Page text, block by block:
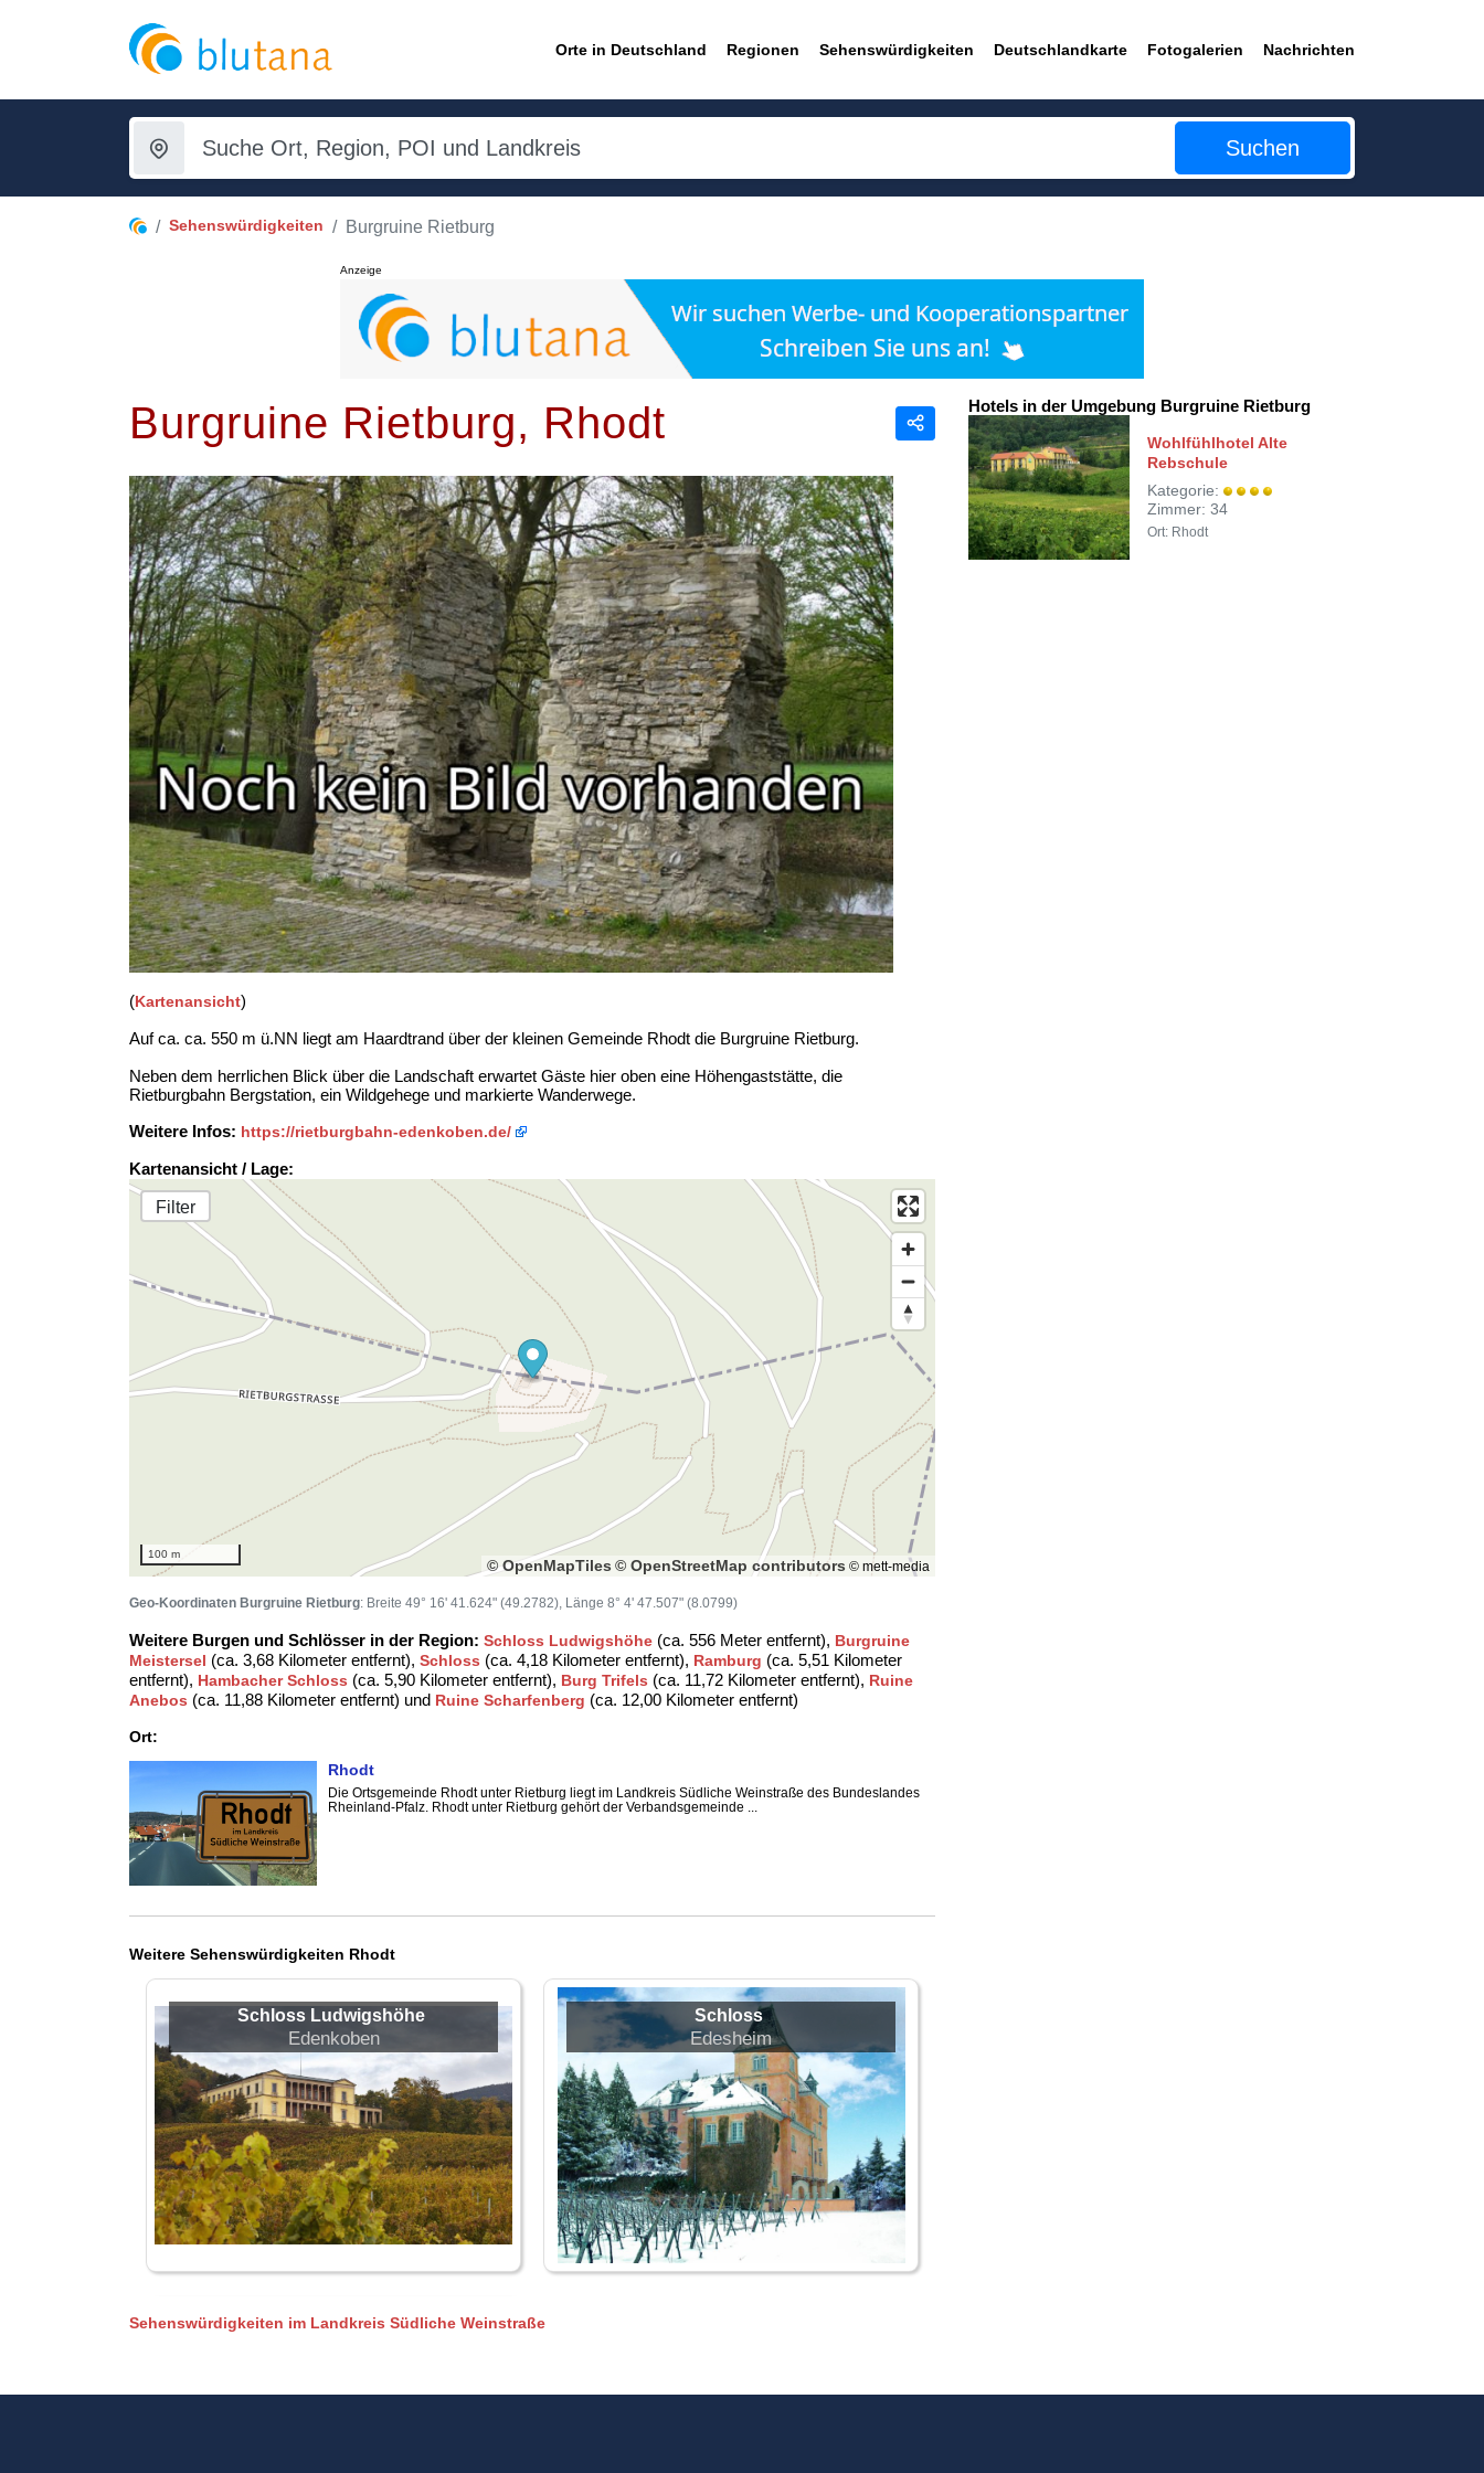
Orte in Deutschland Regionen Sehenswürdigkeiten Deutschlandkarte Fotogalerien Nachrichten
Suchen
Sehenswürdigkeiten Burgruine Rietburg
Anzeige
Burgruine Rietburg, Rhodt Teilen
(Kartenansicht)
Auf ca. ca. 550 m ü.NN liegt am Haardtrand über der kleinen Gemeinde Rhodt die Burgruine Rietburg.
Neben dem herrlichen Blick über die Landschaft erwartet Gäste hier oben eine Höhengaststätte, die
Rietburgbahn Bergstation, ein Wildgehege und markierte Wanderwege.
Weitere Infos: https://rietburgbahn-edenkoben.de/
Kartenansicht / Lage:
Filter
100 m
© OpenMapTiles © OpenStreetMap contributors © mett-media
Geo-Koordinaten Burgruine Rietburg: Breite 49° 16' 41.624" (49.2782), Länge 8° 4' 47.507" (8.0799)
Weitere Burgen und Schlösser in der Region: Schloss Ludwigshöhe (ca. 556 Meter entfernt), Burgruine
Meistersel (ca. 3,68 Kilometer entfernt), Schloss (ca. 4,18 Kilometer entfernt), Ramburg (ca. 5,51 Kilometer
entfernt), Hambacher Schloss (ca. 5,90 Kilometer entfernt), Burg Trifels (ca. 11,72 Kilometer entfernt), Ruine
Anebos (ca. 11,88 Kilometer entfernt) und Ruine Scharfenberg (ca. 12,00 Kilometer entfernt)
Ort:
Rhodt
Die Ortsgemeinde Rhodt unter Rietburg liegt im Landkreis Südliche Weinstraße des Bundeslandes
Rheinland-Pfalz. Rhodt unter Rietburg gehört der Verbandsgemeinde ...
Weitere Sehenswürdigkeiten Rhodt
Schloss Ludwigshöhe
Edenkoben
Schloss
Edesheim
Sehenswürdigkeiten im Landkreis Südliche Weinstraße
Hotels in der Umgebung Burgruine Rietburg
Wohlfühlhotel Alte
Rebschule
Kategorie:
Zimmer: 34
Ort: Rhodt